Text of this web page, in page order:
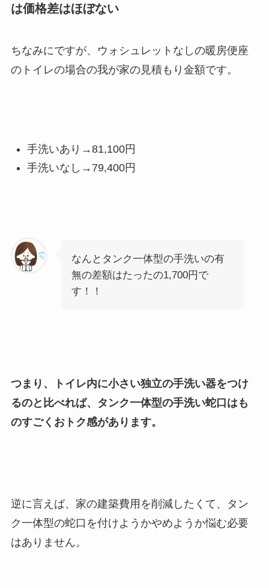
は価格差はほぼない
ちなみにですが、ウォシュレットなしの暖房便座
のトイレの場合の我が家の見積もり金額です。
手洗いあり→81,100円
手洗いなし→79,400円
なんとタンク一体型の手洗いの有
無の差額はたったの1,700円で
す！！
つまり、
トイレ内に小さい独立の手洗い器をつけ
るのと比べれば、タンク一体型の手洗い蛇口はも
のすごくおトク感があります。
逆に言えば、家の建築費用を削減したくて、タン
ク一体型の蛇口を付けようかやめようか悩む必要
はありません。